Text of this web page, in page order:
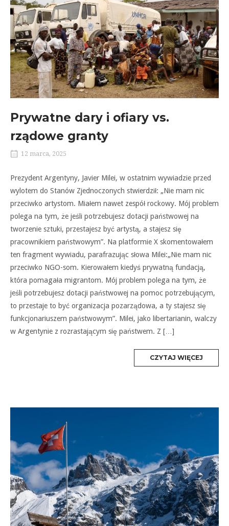
Prywatne dary i ofiary vs.
rządowe granty
12 marca, 2025
Prezydent Argentyny, Javier Milei, w ostatnim wywiadzie przed
wylotem do Stanów Zjednoczonych stwierdził: „Nie mam nic
przeciwko artystom. Miałem nawet zespół rockowy. Mój problem
polega na tym, że jeśli potrzebujesz dotacji państwowej na
tworzenie sztuki, przestajesz być artystą, a stajesz się
pracownikiem państwowym”. Na platformie X skomentowałem
ten fragment wywiadu, parafrazując słowa Milei:„Nie mam nic
przeciwko NGO-som. Kierowałem kiedyś prywatną fundacją,
która pomagała migrantom. Mój problem polega na tym, że
jeśli potrzebujesz dotacji państwowej na pomoc potrzebującym,
to przestaje to być organizacja pozarządowa, a ty stajesz się
funkcjonariuszem państwowym”. Milei, jako libertarianin, walczy
w Argentynie z rozrastającym się państwem. Z […]
CZYTAJ WIĘCEJ